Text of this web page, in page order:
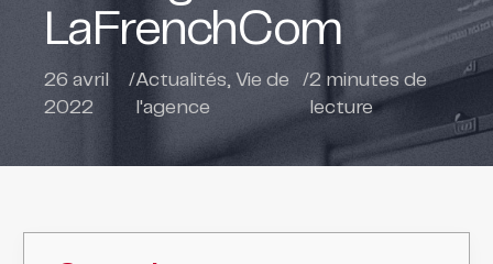
LaFrenchCom
26 avril
2022
/Actualités,Vie de
l'agence
/2 minutes de
lecture